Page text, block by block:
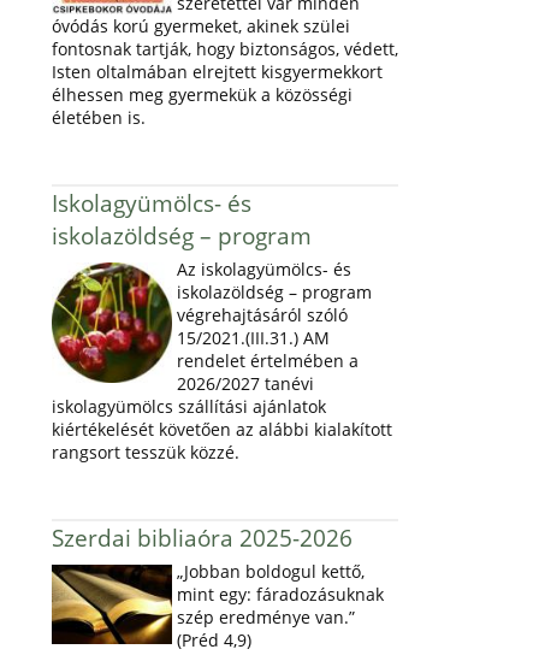
óvódás korú gyermeket, akinek szülei
fontosnak tartják, hogy biztonságos, védett,
Isten oltalmában elrejtett kisgyermekkort
élhessen meg gyermekük a közösségi
életében is.
Iskolagyümölcs- és
iskolazöldség – program
Az iskolagyümölcs- és
iskolazöldség – program
végrehajtásáról szóló
15/2021.(III.31.) AM
rendelet értelmében a
2026/2027 tanévi
iskolagyümölcs szállítási ajánlatok
kiértékelését követően az alábbi kialakított
rangsort tesszük közzé.
Szerdai bibliaóra 2025-2026
„Jobban boldogul kettő,
mint egy: fáradozásuknak
szép eredménye van.”
(Préd 4,9)